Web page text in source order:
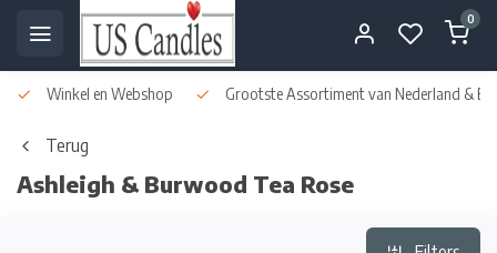
0
Winkel en Webshop Grootste Assortiment van Nederland &
Terug
Ashleigh & Burwood Tea Rose